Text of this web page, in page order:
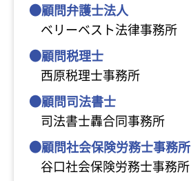
●顧問弁護士法人
ベリーベスト法律事務所
●顧問税理士
西原税理士事務所
●顧問司法書士
司法書士轟合同事務所
●顧問社会保険労務士事務所
谷口社会保険労務士事務所